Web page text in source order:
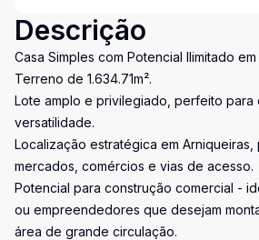
Descrição
Casa Simples com Potencial Ilimitado em
Terreno de 1.634.71m².
Lote amplo e privilegiado, perfeito para
versatilidade.
Localização estratégica em Arniqueiras,
mercados, comércios e vias de acesso.
Potencial para construção comercial -
ou empreendedores que desejam
área de grande circulação.